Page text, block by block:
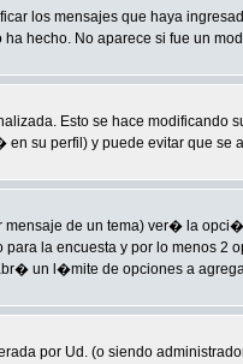
los mensajes que haya
hecho. No aparece si fue un
Esto se hace
su perfil) y puede evitar que se
mensaje de un tema) ver� la
la encuesta y por lo menos
un l�mite de opciones a
por Ud. (o siendo